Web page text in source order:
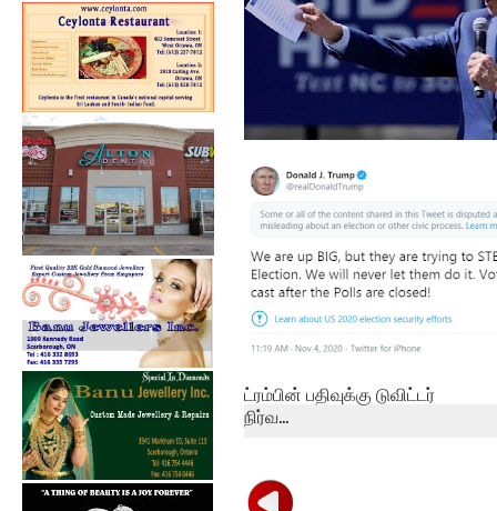
அமெரிக்க ஜனாதிபதித்
தேர்தல் – ஜோ பி...
ட்ரம்பின் பதிவுக்கு டுவிட்டர்
நிர்வ...